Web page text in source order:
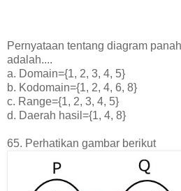
Pernyataan tentang diagram
adalah....
a. Domain={1, 2, 3, 4, 5}
b. Kodomain={1, 2, 4, 6, 8}
c. Range={1, 2, 3, 4, 5}
d. Daerah hasil={1, 4, 8}
65. Perhatikan gambar berikut